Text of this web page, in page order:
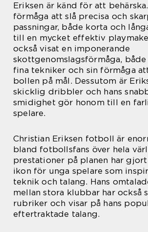
Eriksen är känd för att
förmåga att slå precisa och
passningar, både korta och
till en mycket effektiv
också visat en imponerande
skottgenomslagsförmåga, både
fina tekniker och sin förmåga
bollen på mål. Dessutom är
skicklig dribbler och hans
smidighet gör honom till en
spelare.
Christian Eriksen fotboll är
bland fotbollsfans över hela
prestationer på planen har
ikon för unga spelare som
teknik och talang. Hans
mellan stora klubbar har också
rubriker och visar på hans
eftertraktade talang.